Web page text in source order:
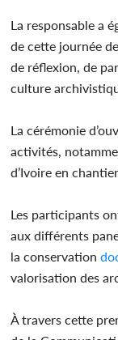
La responsable a
de cette journée
de réflexion, de
culture
La cérémonie
activités,
d’Ivoire en
Les participants
aux différents
la conservation
valorisation des
À travers cette